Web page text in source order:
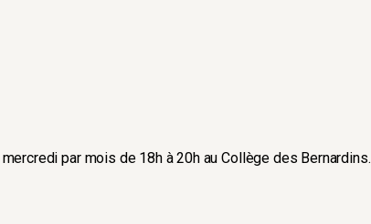
par mois de 18h à 20h au Collège des Bernardins.